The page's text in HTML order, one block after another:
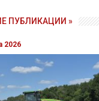
ПУБЛИКАЦИИ »
2026